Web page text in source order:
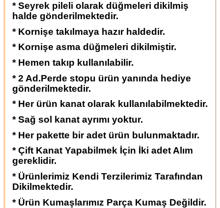
* Seyrek pileli olarak düğmeleri dikilmiş
halde gönderilmektedir.
* Kornişe takılmaya hazır haldedir.
* Kornişe asma düğmeleri dikilmiştir.
* Hemen takıp kullanılabilir.
* 2 Ad.Perde stopu ürün yanında hediye
gönderilmektedir.
* Her ürün kanat olarak kullanılabilmektedir.
* Sağ sol kanat ayrımı yoktur.
* Her pakette bir adet ürün bulunmaktadır.
* Çift Kanat Yapabilmek İçin İki adet Alım
gereklidir.
* Ürünlerimiz Kendi Terzilerimiz Tarafından
Dikilmektedir.
* Ürün Kumaşlarımız Parça Kumaş Değildir.